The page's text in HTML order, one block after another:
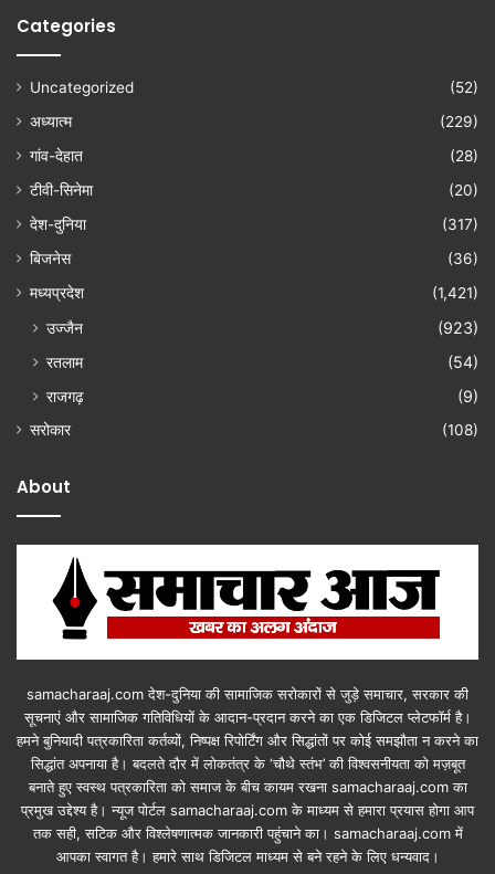
Categories
Uncategorized
(52)
अध्यात्म
(229)
गांव-देहात
(28)
टीवी-सिनेमा
(20)
देश-दुनिया
(317)
बिजनेस
(36)
मध्यप्रदेश
(1,421)
उज्जैन
(923)
रतलाम
(54)
राजगढ़
(9)
सरोकार (108)
About
samacharaaj.com देश-दुनिया की सामाजिक सरोकारों से जुड़े समाचार, सरकार की
सूचनाएं और सामाजिक गतिविधियाें के आदान-प्रदान करने का एक डिजिटल प्लेटफॉर्म है।
हमने बुनियादी पत्रकारिता कर्तव्यों, निष्पक्ष रिपोर्टिंग और सिद्धांतों पर कोई समझौता न करने का
सिद्धांत अपनाया है। बदलते दौर में लोकतंत्र के ‘चौथे स्तंभ’ की विश्वसनीयता को मज़बूत
बनाते हुए स्वस्थ पत्रकारिता को समाज के बीच कायम रखना samacharaaj.com का
प्रमुख उद्देश्य है। न्यूज पोर्टल samacharaaj.com के माध्यम से हमारा प्रयास होगा आप
तक सही, सटिक और विश्लेषणात्मक जानकारी पहुंचाने का। samacharaaj.com में
आपका स्‍वागत है। हमारे साथ डिजिटल माध्‍यम से बने रहने के लिए धन्‍यवाद।